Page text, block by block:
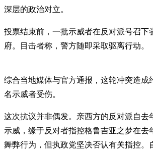
深层的政治对立。
投票结束前，一批示威者在反对派号召下
府。目击者称，警方随即采取驱离行动。
综合当地媒体与官方通报，这轮冲突造成
名示威者受伤。
这次抗议并非偶发。亲西方的反对派自去
示威，缘于反对者指控格鲁吉亚之梦在去
舞弊行为，但执政党坚决否认有关指控。